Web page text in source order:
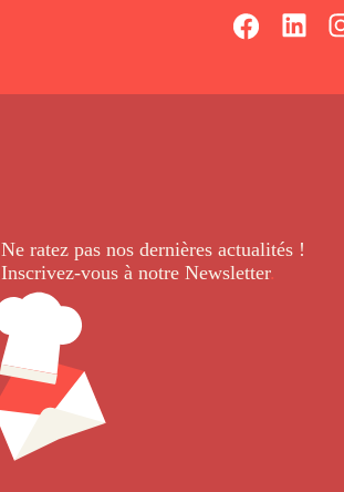
Ne ratez pas nos dernièresactualités !
Inscrivez-vous à notre Newsletter.